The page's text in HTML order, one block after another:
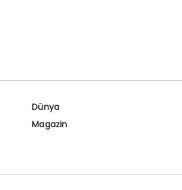
Dünya
Magazin